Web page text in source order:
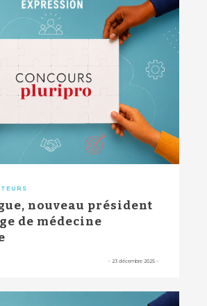
nouveau président
de médecine
- 23 décembre 2025 -